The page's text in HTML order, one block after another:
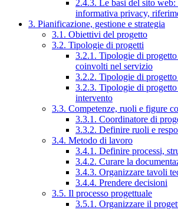
2.4.3. Le basi del sito web:
informativa privacy,
3. Pianificazione, gestione e strategia
3.1. Obiettivi del progetto
3.2. Tipologie di progetti
3.2.1. Tipologie di
coinvolti nel servizio
3.2.2. Tipologie di
3.2.3. Tipologie di
intervento
3.3. Competenze, ruoli e figure
3.3.1. Coordinatore di
3.3.2. Definire ruoli e
3.4. Metodo di lavoro
3.4.1. Definire processi,
3.4.2. Curare la
3.4.3. Organizzare tavoli
3.4.4. Prendere decisioni
3.5. Il processo progettuale
3.5.1. Organizzare il